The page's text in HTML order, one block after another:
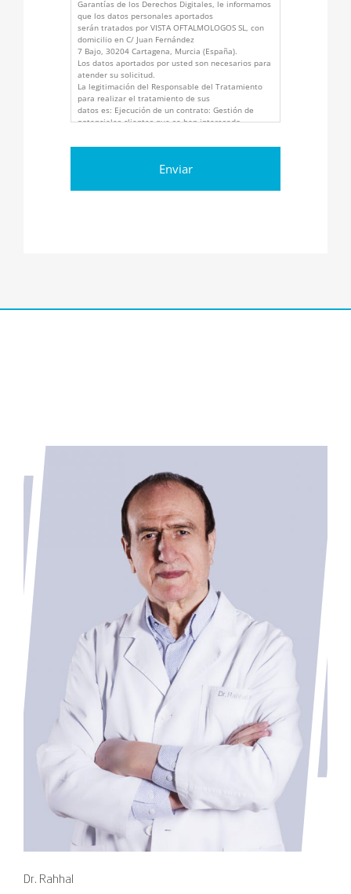
Garantías de los Derechos Digitales, le informamos
que los datos personales aportados
serán tratados por VISTA OFTALMOLOGOS SL, con
domicilio en C/ Juan Fernández
7 Bajo, 30204 Cartagena, Murcia (España).
Los datos aportados por usted son necesarios para
atender su solicitud.
La legitimación del Responsable del Tratamiento
para realizar el tratamiento de sus
datos es: Ejecución de un contrato: Gestión de
potenciales clientes que se han interesado
6.1.b, LSSICE art.21). Interés
contacto profesionales (LOPDGDD
Sobre los destinatarios de los datos, no se cederán
Los datos proceden del propio interesado.
Dr. Rahhal